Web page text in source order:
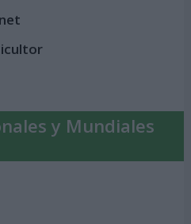
y Mundiales